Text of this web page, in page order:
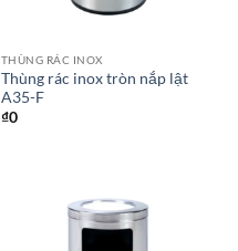
THÙNG RÁC INOX
Thùng rác inox tròn nắp lật
A35-F
₫0